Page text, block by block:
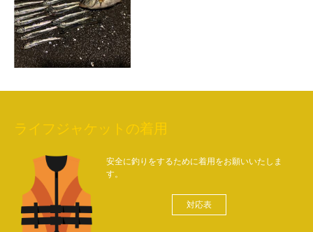
ライフジャケットの着用
安全に釣りをするために着用をお願いいたしま
す。
対応表